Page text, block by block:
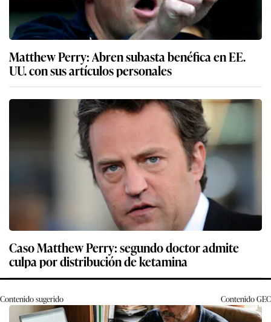
Matthew Perry: Abren subasta benéfica en EE.
UU. con sus artículos personales
Caso Matthew Perry: segundo doctor admite
culpa por distribución de ketamina
Contenido sugerido ContenidoGEC